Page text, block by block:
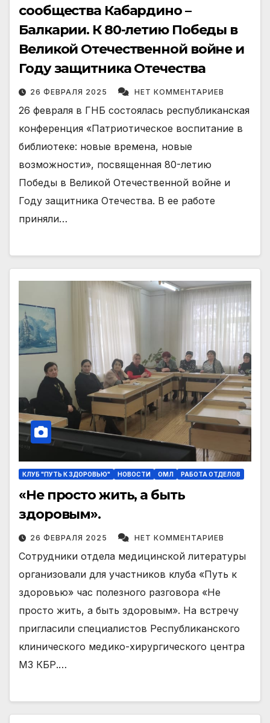
сообщества Кабардино –
Балкарии. К 80-летию Победы в
Великой Отечественной войне и
Году защитника Отечества
26 ФЕВРАЛЯ 2025 НЕТ КОММЕНТАРИЕВ
26 февраля в ГНБ состоялась республиканская
конференция «Патриотическое воспитание в
библиотеке: новые времена, новые
возможности», посвященная 80-летию
Победы в Великой Отечественной войне и
Году защитника Отечества. В ее работе
приняли…
КЛУБ "ПУТЬ К ЗДОРОВЬЮ" НОВОСТИ ОМЛ РАБОТА ОТДЕЛОВ
«Не просто жить, а быть
здоровым».
26 ФЕВРАЛЯ 2025 НЕТ КОММЕНТАРИЕВ
Сотрудники отдела медицинской литературы
организовали для участников клуба «Путь к
здоровью» час полезного разговора «Не
просто жить, а быть здоровым». На встречу
пригласили специалистов Республиканского
клинического медико-хирургического центра
МЗ КБР.…